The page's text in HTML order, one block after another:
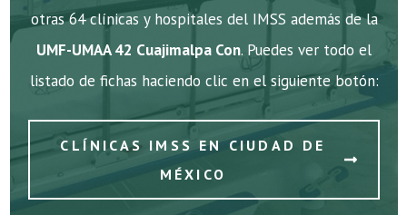
otras 64 clínicas y hospitales del IMSS además de la
UMF-UMAA 42 Cuajimalpa Con. Puedes ver todo el
listado de fichas haciendo clic en el siguiente botón:
CLÍNICAS IMSS EN CIUDAD DE
MÉXICO